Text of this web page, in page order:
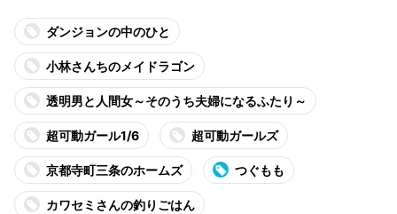
ダンジョンの中のひと
小林さんちのメイドラゴン
透明男と人間女～そのうち夫婦になるふたり～
超可動ガール1/6 超可動ガールズ
京都寺町三条のホームズ つぐもも
カワセミさんの釣りごはん